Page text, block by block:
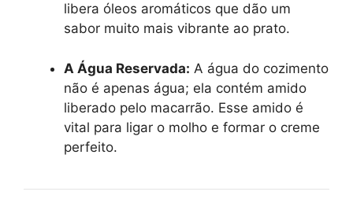
libera óleos aromáticos que dão um
sabor muito mais vibrante ao prato.
A Água Reservada: A água do cozimento
não é apenas água; ela contém amido
liberado pelo macarrão. Esse amido é
vital para ligar o molho e formar o creme
perfeito.